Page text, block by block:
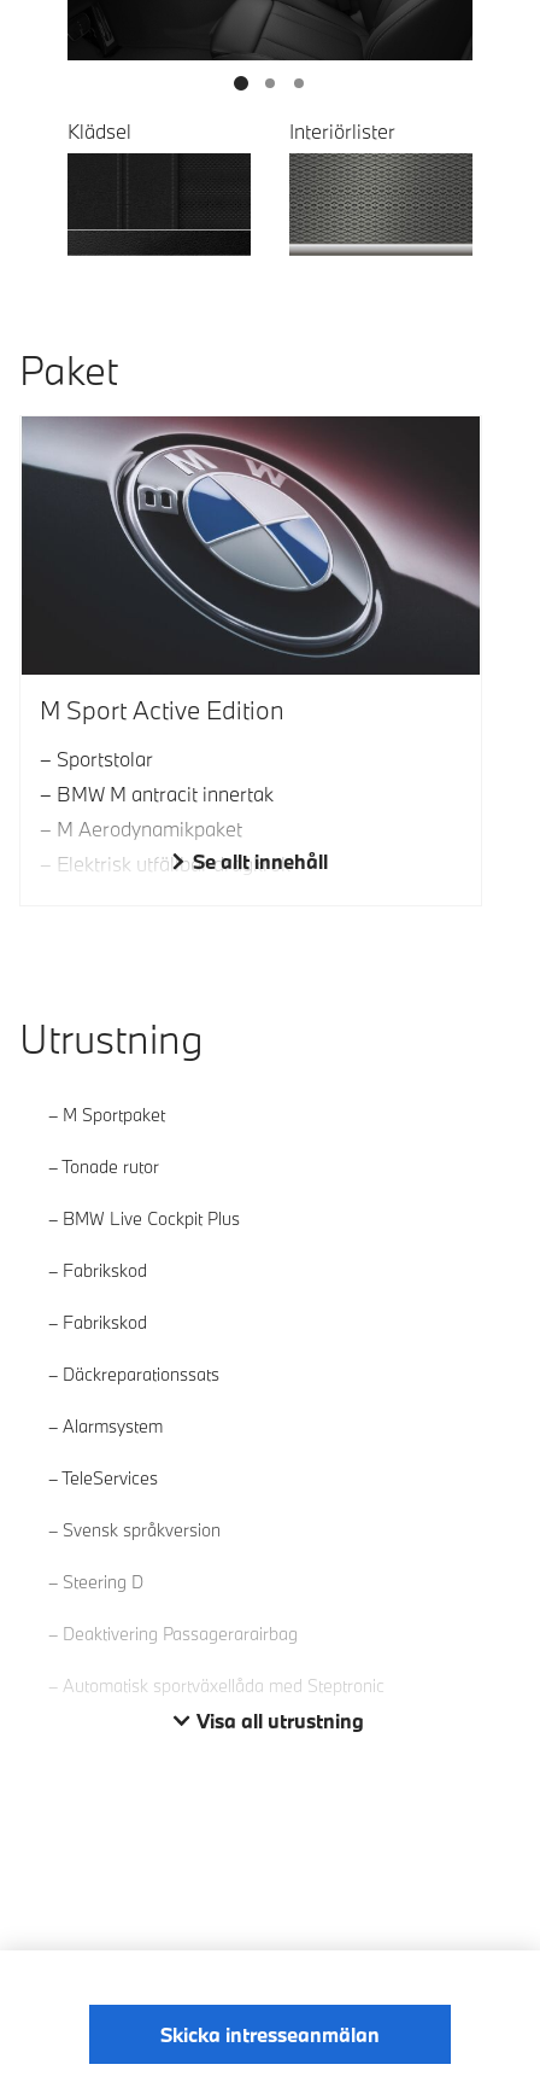
Klädsel Interiörlister
Paket
M Sport Active Edition
Sportstolar
BMW M antracit innertak
M Aerodynamikpaket
Elektrisk utfällbar dragkrok
Se allt innehåll
Utrustning
M Sportpaket
Tonade rutor
BMW Live Cockpit Plus
Fabrikskod
Fabrikskod
Däckreparationssats
Alarmsystem
TeleServices
Svensk språkversion
Steering D
Deaktivering Passagerarairbag
Automatisk sportväxellåda med Steptronic
Visa all utrustning
Skicka intresseanmälan